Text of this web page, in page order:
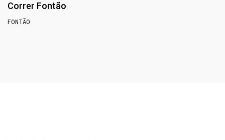
Correr Fontão
FONTÃO